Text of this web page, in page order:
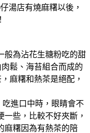
湯店有燒麻糬以後，
般為沾花生糖粉吃的甜
鬆、海苔組合而成的
麻糬和熱茶是絕配，
進口中時，眼睛會不
些，比較不好夾斷，
麻糬因為有熱茶的陪